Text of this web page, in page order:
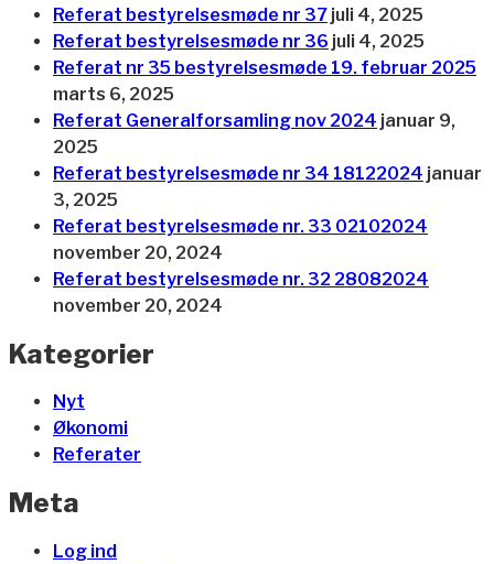
Referat bestyrelsesmøde nr 37 juli 4, 2025
Referat bestyrelsesmøde nr 36 juli 4, 2025
Referat nr 35 bestyrelsesmøde 19. februar 2025
marts 6, 2025
Referat Generalforsamling nov 2024 januar 9,
2025
Referat bestyrelsesmøde nr 34 18122024 januar
3, 2025
Referat bestyrelsesmøde nr. 33 02102024
november 20, 2024
Referat bestyrelsesmøde nr. 32 28082024
november 20, 2024
Kategorier
Nyt
Økonomi
Referater
Meta
Log ind